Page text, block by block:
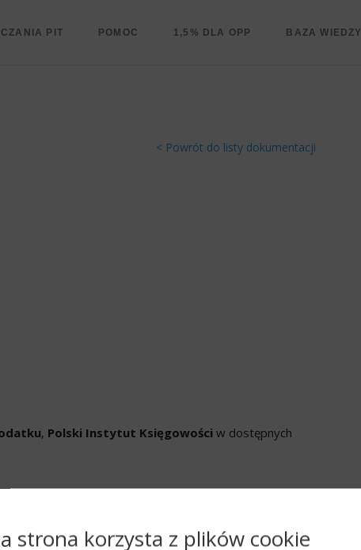
PIT POMOC 1,5% DLA OPP BAZA WIEDZY
< Powrót do listy dokumentacji
, Polski Instytut Księgowościw dostępnych
strona korzysta z plików cookie